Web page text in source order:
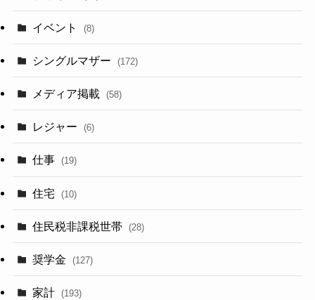
イベント (8)
シングルマザー (172)
メディア掲載 (58)
レジャー (6)
仕事 (19)
住宅 (10)
住民税非課税世帯 (28)
奨学金 (127)
家計 (193)